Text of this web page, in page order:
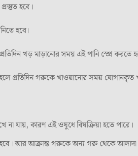
হবে।
হবে।
খড় মাড়ানোর সময় এই পানি স্প্রে করতে
প্রতিদিন গরুকে খাওয়ানোর সময় যোগানকৃত
যায়, কারণ এই ওষুধে বিষক্রিয়া হতে পারে।
হবে। আর আক্রান্ত গরুকে অন্য গরু থেকে আলাদা